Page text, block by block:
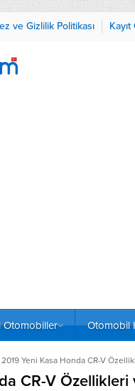
ve Gizlilik Politikası Kayıt
Otomobil
2019 Yeni Kasa Honda CR-V
CR-V Özellikleri